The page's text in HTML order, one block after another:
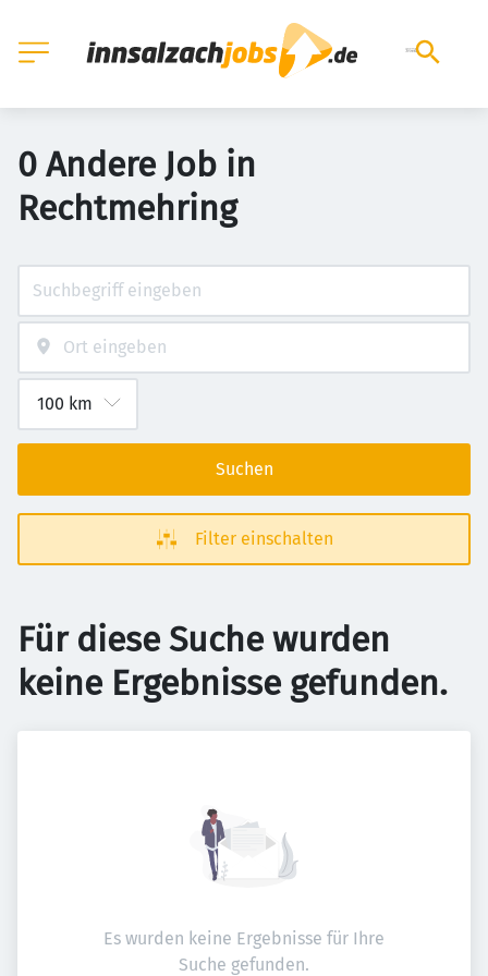
0 Andere Job in
Rechtmehring
Suchen
Filter einschalten
Für diese Suche wurden
keine Ergebnisse gefunden.
Es wurden keine Ergebnisse für Ihre
Suche gefunden.